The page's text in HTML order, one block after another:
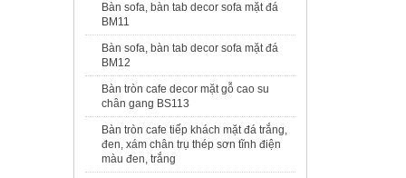
Bàn sofa, bàn tab decor sofa mặt đá
BM11
Bàn sofa, bàn tab decor sofa mặt đá
BM12
Bàn tròn cafe decor mặt gỗ cao su
chân gang BS113
Bàn tròn cafe tiếp khách mặt đá trắng,
đen, xám chân trụ thép sơn tĩnh điện
màu đen, trắng